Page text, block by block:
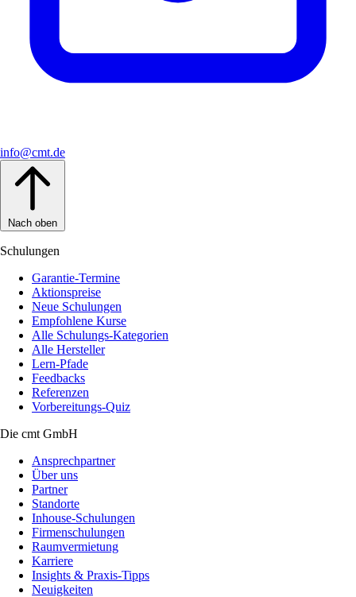
info@cmt.de
Nach oben
Schulungen
Garantie-Termine
Aktionspreise
Neue Schulungen
Empfohlene Kurse
Alle Schulungs-Kategorien
Alle Hersteller
Lern-Pfade
Feedbacks
Referenzen
Vorbereitungs-Quiz
Die cmt GmbH
Ansprechpartner
Über uns
Partner
Standorte
Inhouse-Schulungen
Firmenschulungen
Raumvermietung
Karriere
Insights & Praxis-Tipps
Neuigkeiten